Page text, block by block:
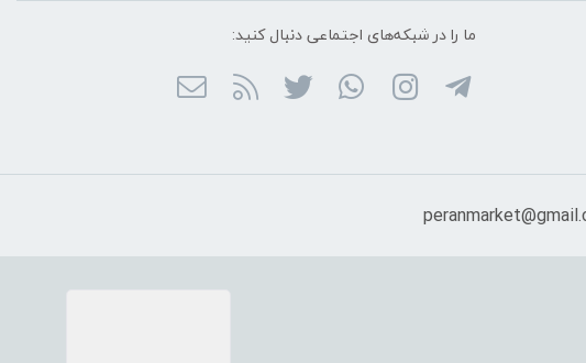
ما را در شبکه‌های اجتماعی دنبال کنید: